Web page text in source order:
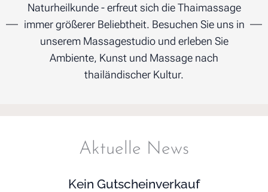
Naturheilkunde - erfreut sich die Thaimassage
immer größerer Beliebtheit. Besuchen Sie uns in
unserem Massagestudio und erleben Sie
Ambiente, Kunst und Massage nach
thailändischer Kultur.
Aktuelle News
Kein Gutscheinverkauf